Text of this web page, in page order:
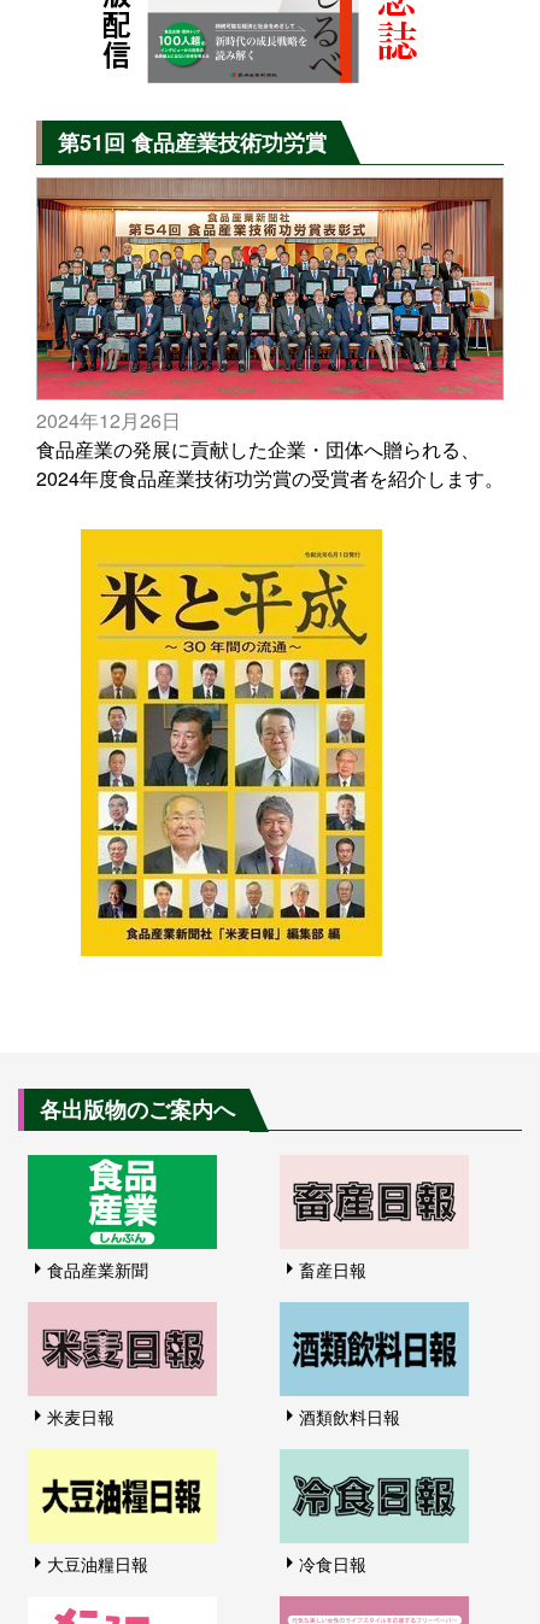
第51回 食品産業技術功労賞
2024年12月26日
食品産業の発展に貢献した企業・団体へ贈られる、
2024年度食品産業技術功労賞の受賞者を紹介します。
各出版物のご案内へ
食品産業新聞 畜産日報
米麦日報 酒類飲料日報
大豆油糧日報 冷食日報